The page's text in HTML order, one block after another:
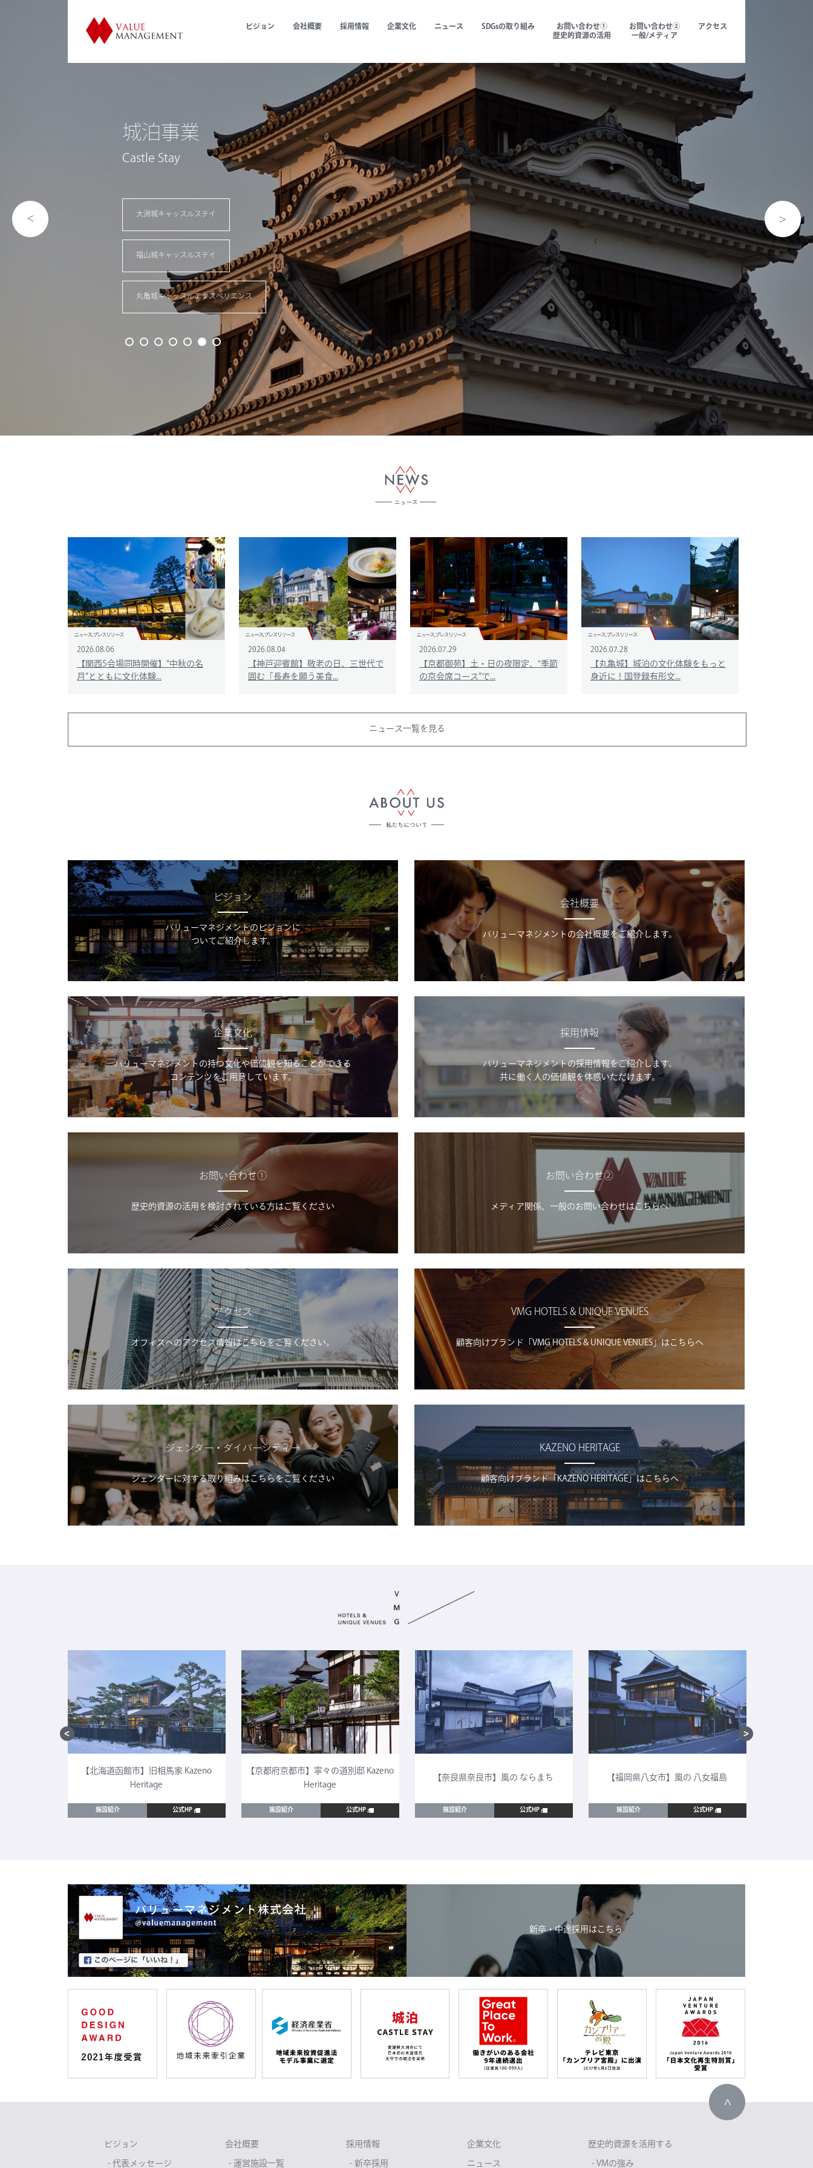
ビジョン 会社概要 採用情報 企業文化 ニュース SDGsの取り組み
お問い合わせ①
歴史的資源の活用
お問い合わせ②
一般/メディア
アクセス
SDGsの取り組み
持続可能なまちづくりについて
Tourism town development using historical assets
SDGsの取り組み
2026.08.06
【関西5会場同時開催】“中秋の名
月”とともに文化体験...
2026.08.04
【神戸迎賓館】敬老の日、三世代で
囲む「長寿を願う美食...
2026.07.29
【京都御苑】土・日の夜限定、‟季節
の京会席コース”で...
2026.07.28
【丸亀城】城泊の文化体験をもっと
身近に！国登録有形文...
ニュース一覧を見る
ビジョン
バリューマネジメントのビジョンに
ついてご紹介します。
会社概要
バリューマネジメントの会社概要をご紹介します。
企業文化
バリューマネジメントの持つ文化や価値観を知ることができる
コンテンツをご用意しています。
採用情報
バリューマネジメントの採用情報をご紹介します。
共に働く人の価値観を体感いただけます。
お問い合わせ①
歴史的資源の活用を検討されている方はご覧ください
お問い合わせ②
メディア関係、一般のお問い合わせはこちらへ
アクセス
オフィスへのアクセス情報はこちらをご覧ください。
VMG HOTELS & UNIQUE VENUES
顧客向けブランド「VMG HOTELS & UNIQUE VENUES」はこちらへ
ジェンダー・ダイバーシティー
ジェンダーに対する取り組みはこちらをご覧ください
KAZENO HERITAGE
顧客向けブランド「KAZENO HERITAGE」はこちらへ
【北海道函館市】旧相馬家 Kazeno
Heritage
施設紹介 公式HP
【京都府京都市】寧々の道別邸 Kazeno
Heritage
施設紹介 公式HP
【奈良県奈良市】風の ならまち
施設紹介 公式HP
【福岡県八女市】風の 八女福島
施設紹介 公式HP
新卒・中途採用はこちら
ビジョン
- 代表メッセージ
会社概要
- 運営施設一覧
採用情報
- 新卒採用
企業文化
ニュース
歴史的資源を活用する
- VMの強み